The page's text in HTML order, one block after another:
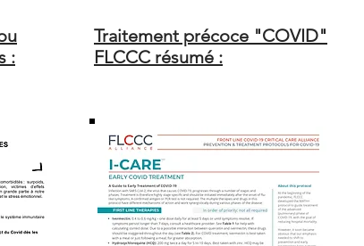
:
Traitement précoce "COVID"
FLCCC résumé :